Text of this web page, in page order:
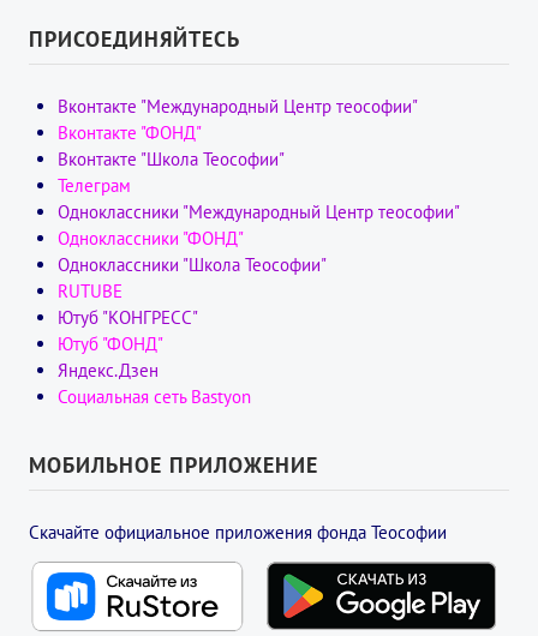
ПРИСОЕДИНЯЙТЕСЬ
Вконтакте "Международный Центр теософии"
Вконтакте "ФОНД"
Вконтакте "Школа Теософии"
Телеграм
Одноклассники "Международный Центр теософии"
Одноклассники "ФОНД"
Одноклассники "Школа Теософии"
RUTUBE
Ютуб "КОНГРЕСС"
Ютуб "ФОНД"
Яндекс.Дзен
Социальная сеть Bastyon
МОБИЛЬНОЕ ПРИЛОЖЕНИЕ
Скачайте официальное приложения фонда Теософии